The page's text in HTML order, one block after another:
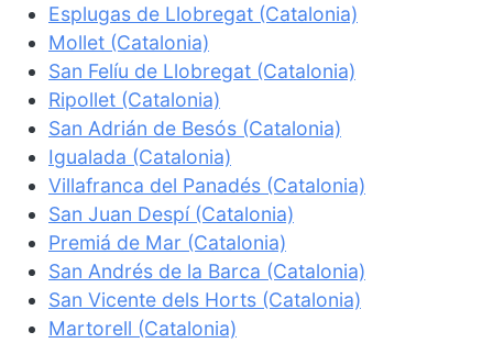
Esplugas de Llobregat (Catalonia)
Mollet (Catalonia)
San Felíu de Llobregat (Catalonia)
Ripollet (Catalonia)
San Adrián de Besós (Catalonia)
Igualada (Catalonia)
Villafranca del Panadés (Catalonia)
San Juan Despí (Catalonia)
Premiá de Mar (Catalonia)
San Andrés de la Barca (Catalonia)
San Vicente dels Horts (Catalonia)
Martorell (Catalonia)